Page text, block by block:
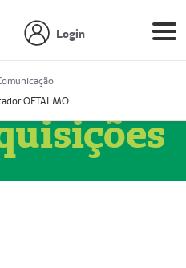
Login
Prestador OFTALMOCLÍNICA SÃO GONÇALO (55004164-2)